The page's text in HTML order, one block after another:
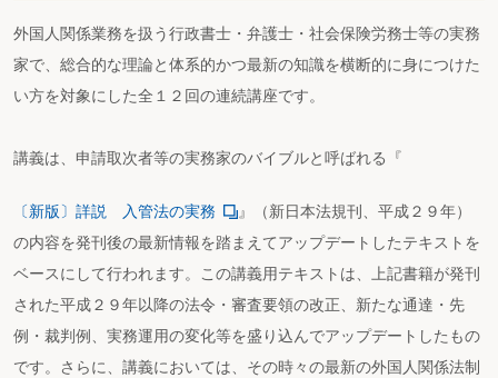
外国人関係業務を扱う行政書士・弁護士・社会保険労務士等の実務
家で、総合的な理論と体系的かつ最新の知識を横断的に身につけた
い方を対象にした全１２回の連続講座です。
講義は、申請取次者等の実務家のバイブルと呼ばれる『
〔新版〕詳説 入管法の実務
』（新日本法規刊、平成２９年）
の内容を発刊後の最新情報を踏まえてアップデートしたテキストを
ベースにして行われます。この講義用テキストは、上記書籍が発刊
された平成２９年以降の法令・審査要領の改正、新たな通達・先
例・裁判例、実務運用の変化等を盛り込んでアップデートしたもの
です。さらに、講義においては、その時々の最新の外国人関係法制